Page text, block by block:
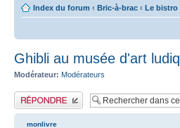
Index du forum ‹ Bric-à-brac ‹ Le bistro
Ghibli au musée d'art
Modérateur: Modérateurs
Publier une réponse
monlivre